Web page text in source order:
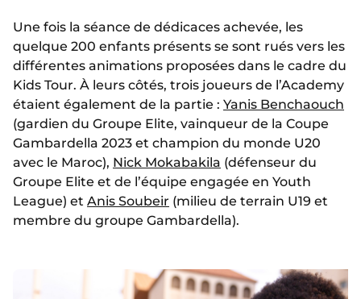
Une fois la séance de dédicaces achevée, les
quelque 200 enfants présents se sont rués vers les
différentes animations proposées dans le cadre du
Kids Tour. À leurs côtés, trois joueurs de l’Academy
étaient également de la partie : Yanis Benchaouch
(gardien du Groupe Elite, vainqueur de la Coupe
Gambardella 2023 et champion du monde U20
avec le Maroc), Nick Mokabakila (défenseur du
Groupe Elite et de l’équipe engagée en Youth
League) et Anis Soubeir (milieu de terrain U19 et
membre du groupe Gambardella).